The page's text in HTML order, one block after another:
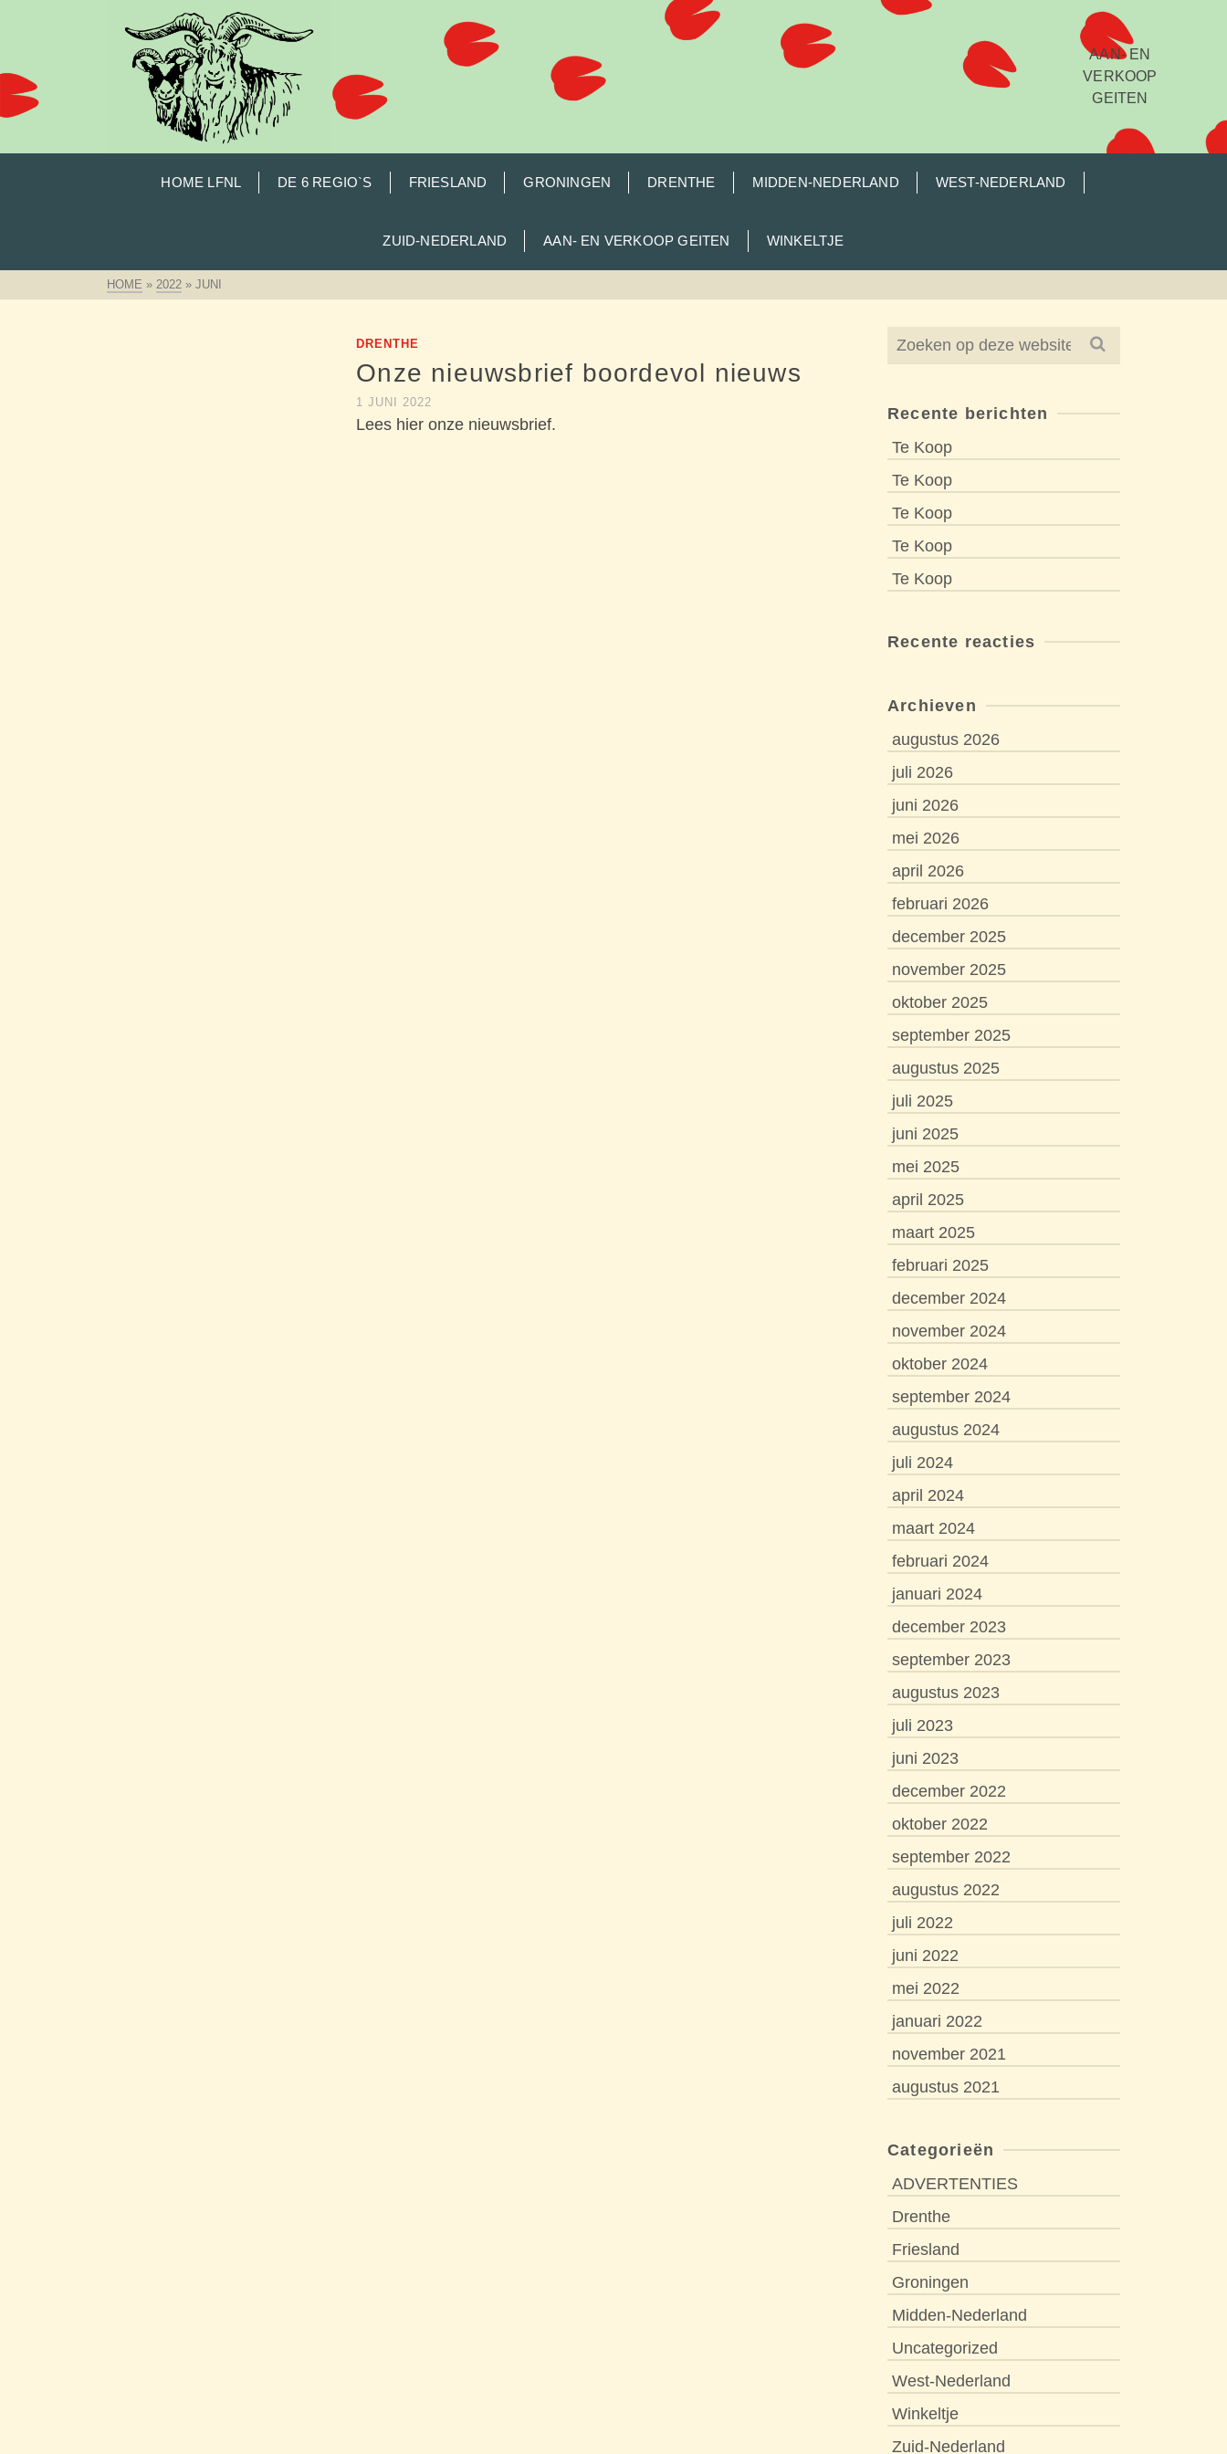
AAN- EN
VERKOOP
GEITEN
HOME LFNL DE 6 REGIO`S FRIESLAND GRONINGEN DRENTHE MIDDEN-NEDERLAND WEST-NEDERLAND
ZUID-NEDERLAND AAN- EN VERKOOP GEITEN WINKELTJE
HOME » 2022 » JUNI
DRENTHE
Onze nieuwsbrief boordevol nieuws
1 JUNI 2022
Lees hier onze nieuwsbrief.
Search
for:
Recente berichten
Te Koop
Te Koop
Te Koop
Te Koop
Te Koop
Recente reacties
Archieven
augustus 2026
juli 2026
juni 2026
mei 2026
april 2026
februari 2026
december 2025
november 2025
oktober 2025
september 2025
augustus 2025
juli 2025
juni 2025
mei 2025
april 2025
maart 2025
februari 2025
december 2024
november 2024
oktober 2024
september 2024
augustus 2024
juli 2024
april 2024
maart 2024
februari 2024
januari 2024
december 2023
september 2023
augustus 2023
juli 2023
juni 2023
december 2022
oktober 2022
september 2022
augustus 2022
juli 2022
juni 2022
mei 2022
januari 2022
november 2021
augustus 2021
Categorieën
ADVERTENTIES
Drenthe
Friesland
Groningen
Midden-Nederland
Uncategorized
West-Nederland
Winkeltje
Zuid-Nederland